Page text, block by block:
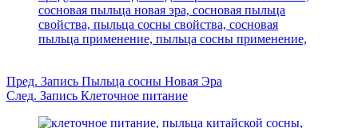
Пред. Запись Пыльца сосны Новая Эра
След. Запись Клеточное питание